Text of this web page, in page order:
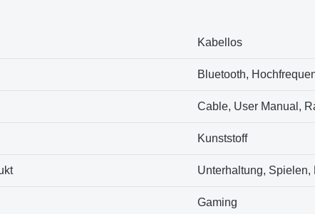
‎Kabellos
‎Bluetooth,
‎Cable, User Manual,
‎Kunststoff
‎Unterhaltung, Spielen,
‎Gaming